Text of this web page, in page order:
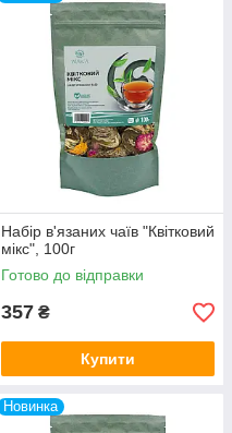
Набір в'язаних чаїв "Квітковий
мікс", 100г
Готово до відправки
357 ₴
Купити
Новинка